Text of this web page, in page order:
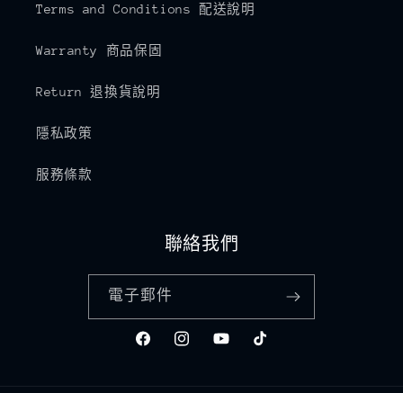
Terms and Conditions 配送說明
Warranty 商品保固
Return 退換貨說明
隱私政策
服務條款
聯絡我們
電子郵件
FacebookInstagramYouTubeTikTok